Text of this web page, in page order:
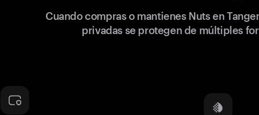
Cuando compras o mantienes Nuts en
privadas se protegen de múltiples